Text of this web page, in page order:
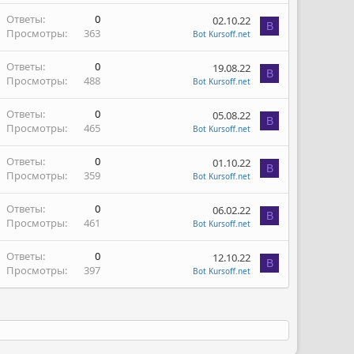
Ответы
0
Просмотры
363
02.10.22
Bot Kursoff.net
B
Ответы
0
Просмотры
488
19.08.22
Bot Kursoff.net
B
Ответы
0
Просмотры
465
05.08.22
Bot Kursoff.net
B
Ответы
0
Просмотры
359
01.10.22
Bot Kursoff.net
B
Ответы
0
Просмотры
461
06.02.22
Bot Kursoff.net
B
Ответы
0
Просмотры
397
12.10.22
Bot Kursoff.net
B